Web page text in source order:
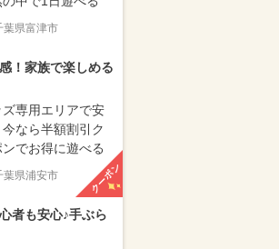
葉県富津市
！家族で楽しめる
ズ専用エリアで安
なら半額割引ク
ンでお得に遊べる
葉県浦安市 クーポン
者も安心♪手ぶら